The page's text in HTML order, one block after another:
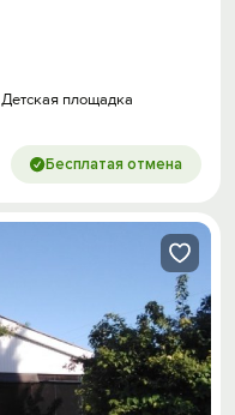
Детская площадка
Бесплатая отмена